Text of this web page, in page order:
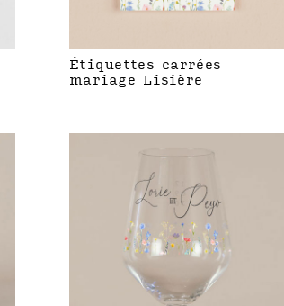
Étiquettes carrées
mariage Lisière